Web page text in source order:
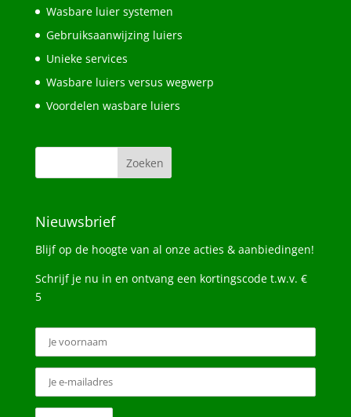
Wasbare luier systemen
Gebruiksaanwijzing luiers
Unieke services
Wasbare luiers versus wegwerp
Voordelen wasbare luiers
Nieuwsbrief
Blijf op de hoogte van al onze acties & aanbiedingen!
Schrijf je nu in en ontvang een kortingscode t.w.v. €
5